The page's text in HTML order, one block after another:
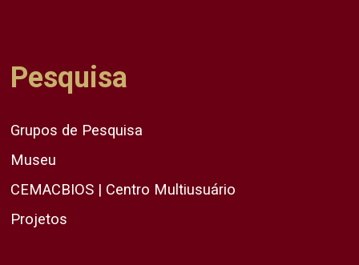
Pesquisa
Grupos de Pesquisa
Museu
CEMACBIOS | Centro Multiusuário
Projetos